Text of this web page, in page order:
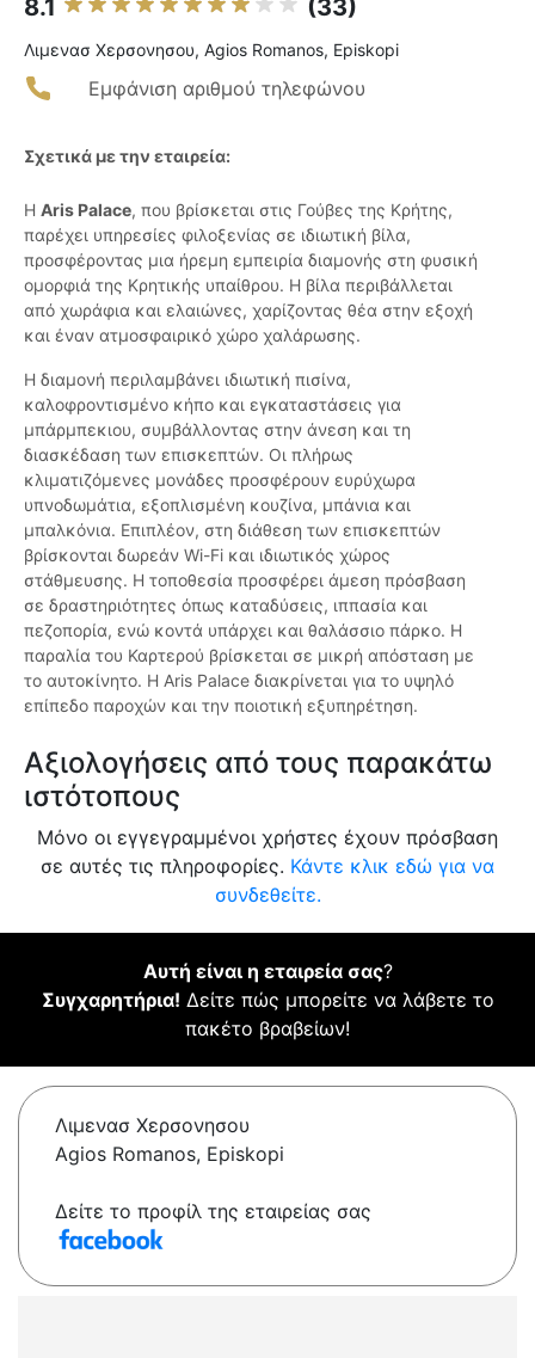
8.1 (33)
Λιμενασ Χερσονησου, Agios Romanos, Episkopi
Εμφάνιση αριθμού τηλεφώνου
Σχετικά με την εταιρεία:
Η Aris Palace, που βρίσκεται στις Γούβες της Κρήτης,
παρέχει υπηρεσίες φιλοξενίας σε ιδιωτική βίλα,
προσφέροντας μια ήρεμη εμπειρία διαμονής στη φυσική
ομορφιά της Κρητικής υπαίθρου. Η βίλα περιβάλλεται
από χωράφια και ελαιώνες, χαρίζοντας θέα στην εξοχή
και έναν ατμοσφαιρικό χώρο χαλάρωσης.
Η διαμονή περιλαμβάνει ιδιωτική πισίνα,
καλοφροντισμένο κήπο και εγκαταστάσεις για
μπάρμπεκιου, συμβάλλοντας στην άνεση και τη
διασκέδαση των επισκεπτών. Οι πλήρως
κλιματιζόμενες μονάδες προσφέρουν ευρύχωρα
υπνοδωμάτια, εξοπλισμένη κουζίνα, μπάνια και
μπαλκόνια. Επιπλέον, στη διάθεση των επισκεπτών
βρίσκονται δωρεάν Wi-Fi και ιδιωτικός χώρος
στάθμευσης. Η τοποθεσία προσφέρει άμεση πρόσβαση
σε δραστηριότητες όπως καταδύσεις, ιππασία και
πεζοπορία, ενώ κοντά υπάρχει και θαλάσσιο πάρκο. Η
παραλία του Καρτερού βρίσκεται σε μικρή απόσταση με
το αυτοκίνητο. Η Aris Palace διακρίνεται για το υψηλό
επίπεδο παροχών και την ποιοτική εξυπηρέτηση.
Αξιολογήσεις από τους παρακάτω
ιστότοπους
Μόνο οι εγγεγραμμένοι χρήστες έχουν πρόσβαση
σε αυτές τις πληροφορίες. Κάντε κλικ εδώ για να
συνδεθείτε.
Αυτή είναι η εταιρεία σας?
Συγχαρητήρια! Δείτε πώς μπορείτε να λάβετε το
πακέτο βραβείων!
Λιμενασ Χερσονησου
Agios Romanos, Episkopi
Δείτε το προφίλ της εταιρείας σας